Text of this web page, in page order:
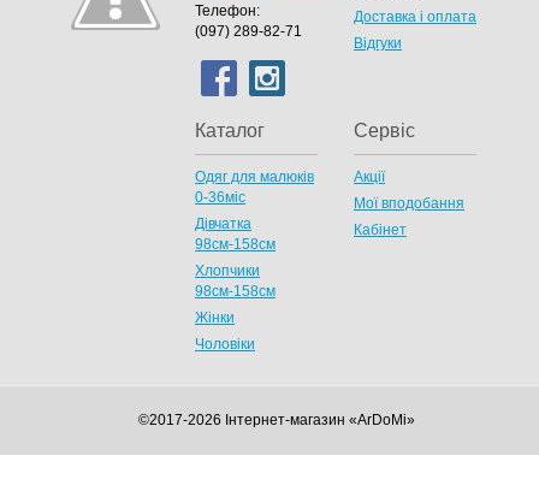
Телефон:
(097) 289-82-71
Доставка і оплата
Відгуки
Каталог
Одяг для малюків
0-36міс
Дівчатка
98cм-158см
Хлопчики
98см-158см
Жінки
Чоловіки
Сервіс
Акції
Мої вподобання
Кабінет
©2017-2026 Інтернет-магазин «ArDoMi»